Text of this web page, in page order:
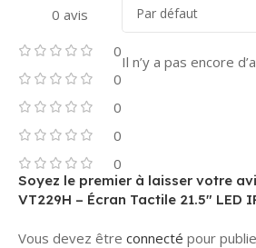
0 avis
0
0
0
0
0
Il n’y a pas encore
Soyez le premier à laisser votre
VT229H – Écran Tactile 21.5″ LED
Vous devez être connecté pour